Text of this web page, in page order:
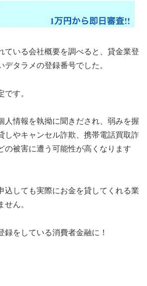
ている会社概要を調べると、貸金業登
デタラメの登録番号でした。
です。
人情報を執拗に聞きだされ、弱みを握
しやキャンセル詐欺、携帯電話買取詐
の被害に遭う可能性が高くなります
込しても実際にお金を貸してくれる業
せん。
録をしている消費者金融に！